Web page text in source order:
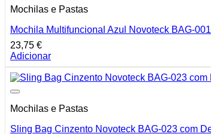
Mochilas e Pastas
Mochila Multifuncional Azul Novoteck BAG-
23,75 €
Adicionar
Mochilas e Pastas
Sling Bag Cinzento Novoteck BAG-023 com